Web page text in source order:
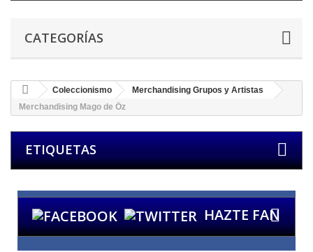
CATEGORÍAS
Coleccionismo
Merchandising Grupos y Artistas
Merchandising Mago de Öz
ETIQUETAS
HAZTE FAN